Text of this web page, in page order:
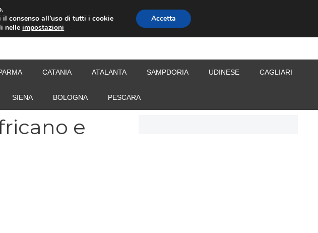
CALCIOMERCATO
CATANIA ATALANTA SAMPDORIA UDINESE CAGLIARI
SIENA BOLOGNA PESCARA
e
consenso all’uso di tutti i cookie
nelleimpostazioni
Accetta